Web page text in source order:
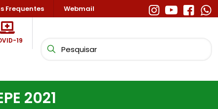
Frequentes Webmail
19
2021